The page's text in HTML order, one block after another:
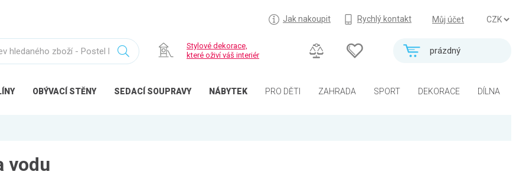
Můj účet
Jak nakoupit Rychlý kontakt
prázdný
Stylové dekorace,
které oživí váš interiér
OBÝVACÍ STĚNY SEDACÍ SOUPRAVY NÁBYTEK PRO DĚTI ZAHRADA SPORT DEKORACE DÍLNA
vodu